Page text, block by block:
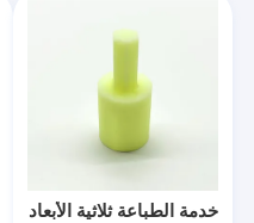
خدمة الطباعة ثلاثية الأبعاد